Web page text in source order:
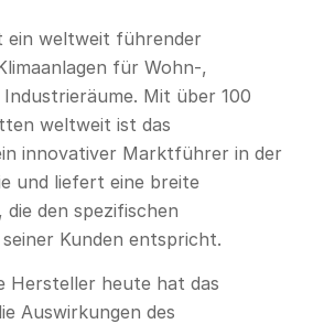
ein weltweit führender
für Wohn-,
Mit über 100
weltweit ist das
innovativer Marktführer in der
und liefert eine breite
den spezifischen
Kunden entspricht.
Hersteller heute hat das
Auswirkungen des